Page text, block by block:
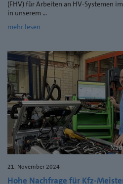
(FHV) für Arbeiten an HV-Systemen
in unserem ...
mehr lesen
21. November 2024
Hohe Nachfrage für Kfz-